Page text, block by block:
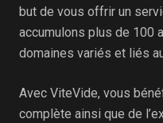
but de vous offrir un
accumulons plus de 100
domaines variés et liés
Avec ViteVide, vous
complète ainsi que de